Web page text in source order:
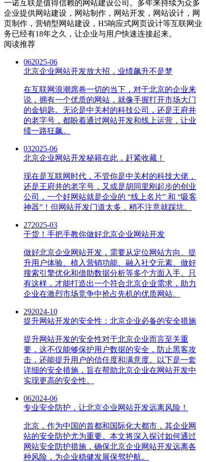
一诺互联是值得信赖的网站建设公司。多年来持续为众多
企业提供网站建设，网站制作，网站开发，网站设计，网
页制作，营销型网站建设，H5响应式网页设计等互联网业
务已经有18年之久，让企业与用户快速连接起来。
阅读推荐
062025-06
北京企业网站开发放大招，业绩飙升不是梦
在互联网浪潮席卷一切的当下，对于北京的企业来
说，拥有一个优质的网站，就像手握打开市场大门
的金钥匙。无论是中关村的科技公司，还是王府井
的老字号，都盼着通过网站开发和线上运营，让业
绩一路狂飙。
032025-06
北京企业网站开发秘籍在此，赶紧收藏！
现在是互联网时代，不管你是中关村的科技大佬，
还是王府井的老字号，又或是胡同里刚起步的创业
公司，一个好网站就是企业的 “线上名片” 和 “吸客
神器”！但网站开发门道太多，稍不注意就踩坑。
272025-03
干货！手把手教你做好北京企业网站开发
做好北京企业网站开发，需要从定位网站方向、提
升用户体验、植入营销功能、融入社交元素、做好
搜索引擎优化和借助数据分析等多个方面入手。只
有这样，才能打造出一个符合北京企业需求，助力
企业在激烈市场竞争中抢占先机的优质网站。
292024-10
提升网站开发的安全性：北京企业必备的安全措施
提升网站开发的安全性对于北京企业而言至关重
要，这不仅能够保护用户数据的安全，防止黑客攻
击，还能提升用户的信任度和满意度。以下是一套
详细的安全措施，旨在帮助北京企业在网站开发中
实现更高的安全性。
062024-06
专业安全防护，让北京企业网站开发远离风险！
北京，作为中国的首都和国际化大都市，其企业网
站的安全防护尤为重要。本文将深入探讨如何通过
网站安全防护措施，确保北京企业网站开发远离各
种风险，为企业稳健发展保驾护航。